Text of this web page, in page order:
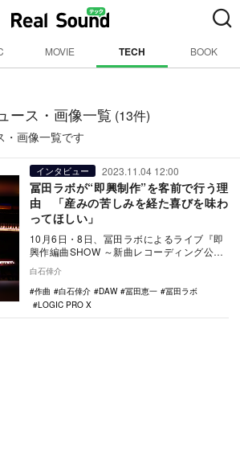
MOVIE TECH BOOK
ース・画像一覧 (13件)
・画像一覧です
インタビュー 2023.11.04 12:00
冨田ラボが“即興制作”を客前で行う理
由 「産みの苦しみを経た喜びを味わ
ってほしい」
10月6日・8日、冨田ラボによるライブ『即
興作編曲SHOW ～新曲レコーディング公開
は冨田…
白石倖介
作曲
白石倖介 DAW 冨田恵一
冨田ラボ
LOGIC PRO X